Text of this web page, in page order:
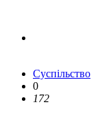
Суспільство
0
172